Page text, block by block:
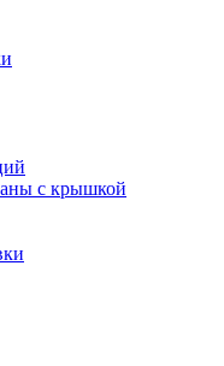
с крышкой